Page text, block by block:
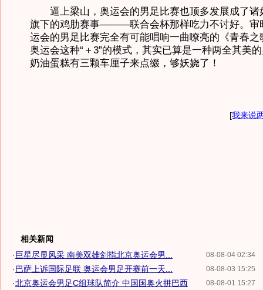
逼上梁山，奥运会的男足比赛也顶多发展成了诸
旗下的鸡肋赛事———联合会杯那样吃力不讨好。审
运会的男足比赛完全有可能唱响一曲嘹亮的《青春之
奥运会这种“＋3”的模式，其实已算是一种两全其美
奶油蛋糕有三颗车厘子来点缀，够妖娆了！
[我来说
相关新闻
08-08-04 02:34
·巨星尽显风采 南美双雄剑指北京奥运会男...
08-08-03 15:25
·巴萨上诉国际足联 奥运会男足开赛前一天...
08-08-01 15:27
·北京奥运会男足C组球队简介 中国国奥火拼巴西